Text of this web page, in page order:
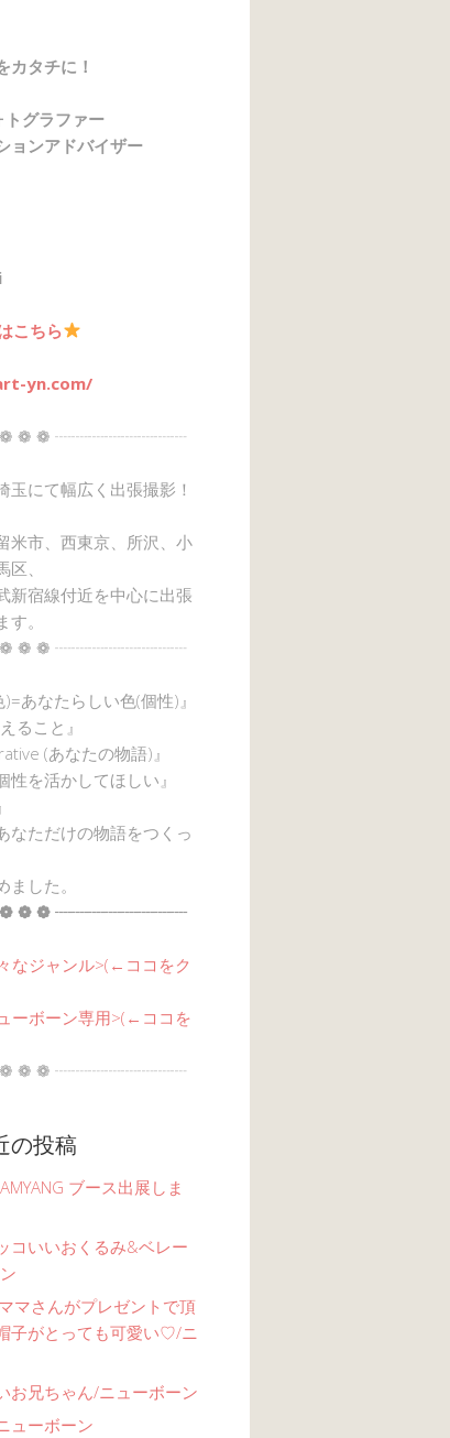
カタチに！
グラファー
ョンアドバイザー
こちら
yn.com/
❁ ❁ ┈┈┈┈┈┈┈┈
玉にて幅広く出張撮影！
米市、西東京、所沢、小
、
新宿線付近を中心に出張
。
❁ ❁ ┈┈┈┈┈┈┈┈
あなたらしい色(個性)』
ること』
(あなたの物語)』
性を活かしてほしい』
なただけの物語をつくっ
した。
❁ ❁ ┈┈┈┈┈┈┈┈
なジャンル>(←ココをク
ーボーン専用>(←ココを
❁ ❁ ┈┈┈┈┈┈┈┈
投稿
ブース出展しま
コいいおくるみ&ベレー
マさんがプレゼントで頂
子がとっても可愛い♡/ニ
お兄ちゃん/ニューボーン
ューボーン